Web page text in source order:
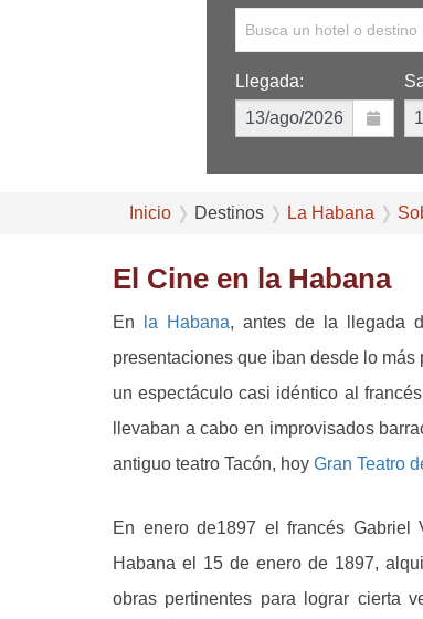
Busca un hotel o destino
Llegada:
Inicio Destinos La Habana
El Cine en la Habana
En la Habana, antes de la llegada
presentaciones que iban desde lo
un espectáculo casi idéntico al
llevaban a cabo en improvisados
antiguo teatro Tacón, hoy Gran Teatro
En enero de1897 el francés
Habana el 15 de enero de 1897,
obras pertinentes para lograr cierta